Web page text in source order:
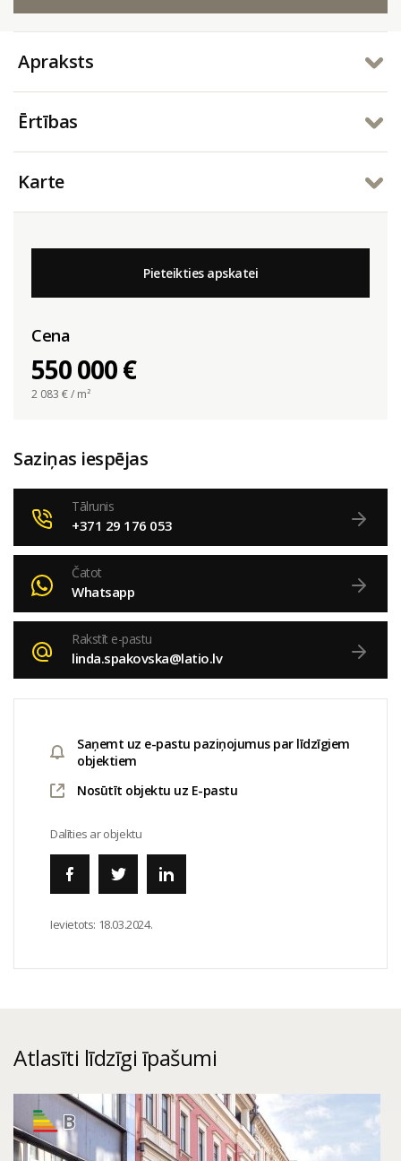
Apraksts
Ērtības
Karte
Pieteikties apskatei
Cena
550 000 €
2 083 € / m²
Saziņas iespējas
Tālrunis
+371 29 176 053
Čatot
Whatsapp
Rakstīt e-pastu
linda.spakovska@latio.lv
Saņemt uz e-pastu paziņojumus par līdzīgiem
objektiem
Nosūtīt objektu uz E-pastu
Dalīties ar objektu
Ievietots: 18.03.2024.
Atlasīti līdzīgi īpašumi
B